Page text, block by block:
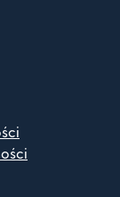
oknie)oknie)